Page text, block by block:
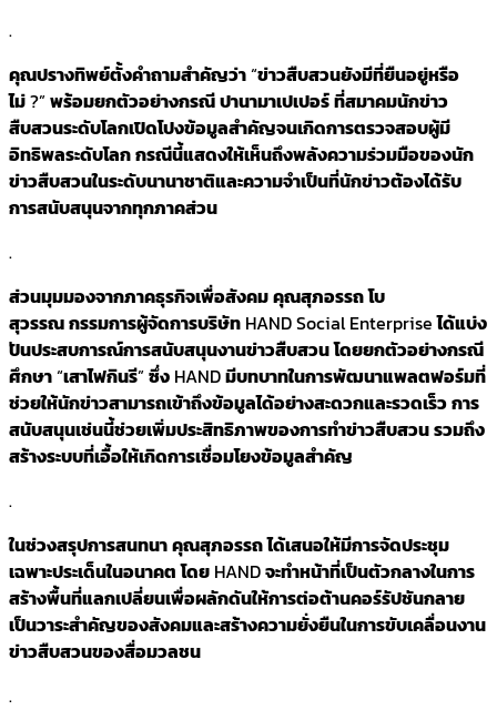
.
คุณปรางทิพย์ตั้งคำถามสำคัญว่า“ข่าวสืบสวนยังมีที่ยืนอยู่หรือ
ไม่?”พร้อมยกตัวอย่างกรณีปานามาเปเปอร์ที่สมาคมนักข่าว
สืบสวนระดับโลกเปิดโปงข้อมูลสำคัญจนเกิดการตรวจสอบผู้มี
อิทธิพลระดับโลกกรณีนี้แสดงให้เห็นถึงพลังความร่วมมือของนัก
ข่าวสืบสวนในระดับนานาชาติและความจำเป็นที่นักข่าวต้องได้รับ
การสนับสนุนจากทุกภาคส่วน
.
ส่วนมุมมองจากภาคธุรกิจเพื่อสังคมคุณสุภอรรถโบ
สุวรรณกรรมการผู้จัดการบริษัท HAND Social Enterpriseได้แบ่ง
ปันประสบการณ์การสนับสนุนงานข่าวสืบสวนโดยยกตัวอย่างกรณี
ศึกษา“เสาไฟกินรี”ซึ่ง HANDมีบทบาทในการพัฒนาแพลตฟอร์มที่
ช่วยให้นักข่าวสามารถเข้าถึงข้อมูลได้อย่างสะดวกและรวดเร็วการ
สนับสนุนเช่นนี้ช่วยเพิ่มประสิทธิภาพของการทำข่าวสืบสวนรวมถึง
สร้างระบบที่เอื้อให้เกิดการเชื่อมโยงข้อมูลสำคัญ
.
ในช่วงสรุปการสนทนาคุณสุภอรรถได้เสนอให้มีการจัดประชุม
เฉพาะประเด็นในอนาคต โดย HANDจะทำหน้าที่เป็นตัวกลางในการ
สร้างพื้นที่แลกเปลี่ยนเพื่อผลักดันให้การต่อต้านคอร์รัปชันกลาย
เป็นวาระสำคัญของสังคมและสร้างความยั่งยืนในการขับเคลื่อนงาน
ข่าวสืบสวนของสื่อมวลชน
.